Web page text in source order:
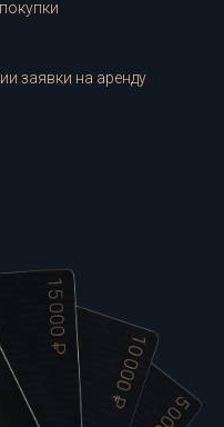
заявки на аренду